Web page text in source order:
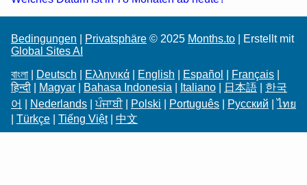
Bedingungen Privatsphäre © 2025 Months.to | Erstellt mit
Global Sites AI
বাংলা
Deutsch Ελληνικά English Español Français
हिन्दी
Magyar Bahasa Indonesia Italiano 日本語
한국
어
Nederlands |ਪੰਜਾਬੀ| Polski Português Русский |ไทย
Türkçe Tiếng Việt| 中文